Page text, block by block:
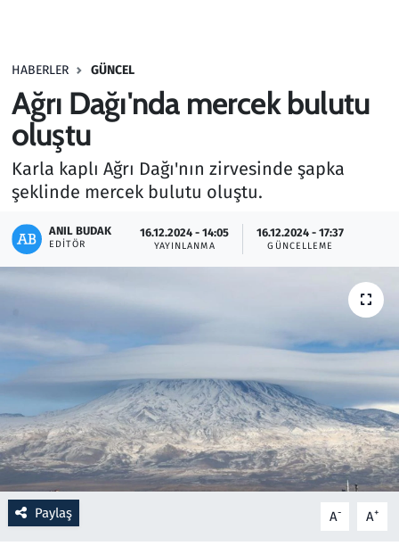
HABERLER GÜNCEL
Ağrı Dağı'nda mercek bulutu
oluştu
Karla kaplı Ağrı Dağı'nın zirvesinde şapka
şeklinde mercek bulutu oluştu.
ANIL BUDAK
EDITÖR
16.12.2024 - 14:05
YAYINLANMA
16.12.2024 - 17:37
GÜNCELLEME
Paylaş A- A+
Haber
Kültür Sanat
Kurumsal Haberler
Otomobil
Oyun
Ramazan
Resmi İlanlar
Rüya Tabirleri
Sağlık